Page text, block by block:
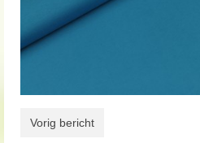
Vorig bericht